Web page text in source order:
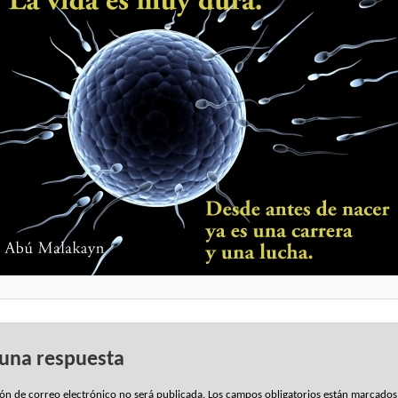
respuesta
de correo electrónico no será publicada. Los campos obligatorios están